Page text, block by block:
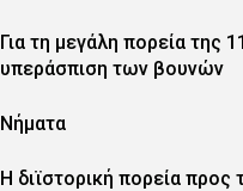
Για τη μεγάλη πορεία της
υπεράσπιση των βουνών
Νήματα
Η διϊστορική πορεία προς